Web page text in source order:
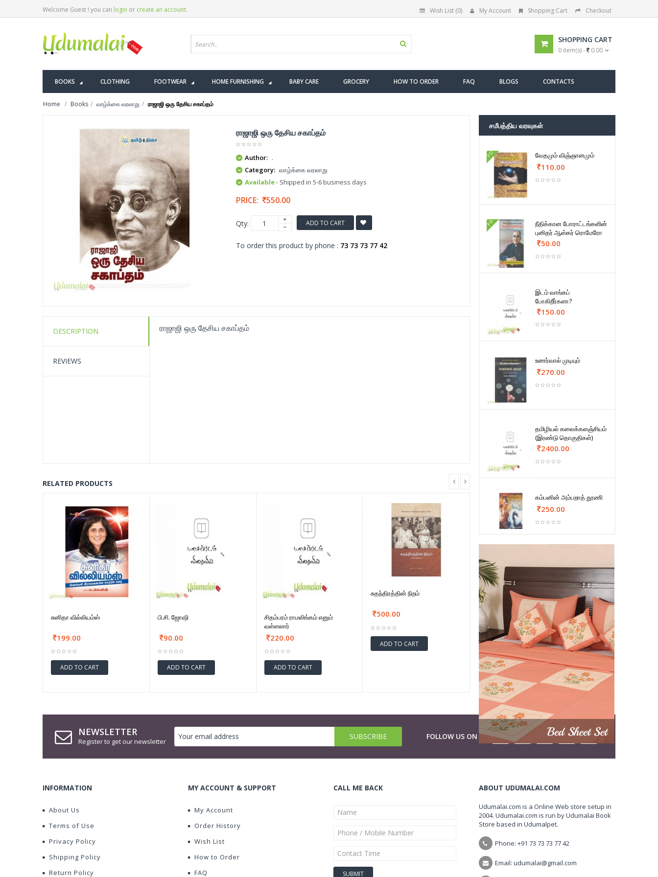
Welcome Guest ! you can login or create an account. Wish List (0) My Account Shopping Cart Checkout
SHOPPING CART
0 item(s) - 0.00
BOOKS CLOTHING FOOTWEAR HOME FURNISHING BABY CARE GROCERY HOW TO ORDER FAQ BLOGS CONTACTS
Home Books வாழ்க்கை வரலாறு ராஜாஜி ஒரு தேசிய சகாப்தம்
ராஜாஜி ஒரு தேசிய சகாப்தம்
Author: .
Category: வாழ்க்கை வரலாறு
Available- Shipped in 5-6 business days
PRICE: 550.00
Qty: ADD TO CART
To order this product by phone : 73 73 73 77 42
DESCRIPTION
REVIEWS
ராஜாஜி ஒரு தேசிய சகாப்தம்
RELATED PRODUCTS
சுனிதா வில்லியம்ஸ்
199.00
ADD TO CART
பி.சி. ஜோஷி
90.00
ADD TO CART
சிதம்பரம் ராமலிங்கம் எனும்
வள்ளலார்
220.00
ADD TO CART
சுதந்திரத்தின் நிறம்
500.00
ADD TO CART
சமீபத்திய வரவுகள்
FD வேதமும் விஞ்ஞானமும்
110.00
FD
நீதிக்கான போராட்டங்களின்
புனிதர் ஆஸ்கர் ரொமேரோ
50.00
இடம் வாங்கப்
போகிறீர்களா?
150.00
உணர்வால் முடியும்
270.00
தமிழியல் கலைக்களஞ்சியம்
(இரண்டு தொகுதிகள்)
2400.00
கம்பனின் அம்பறாத் தூணி
250.00
NEWSLETTER
Register to get our newsletter
FOLLOW US ON
INFORMATION
About Us
Terms of Use
Privacy Policy
Shipping Policy
Return Policy
MY ACCOUNT & SUPPORT
My Account
Order History
Wish List
How to Order
FAQ
CALL ME BACK ABOUT UDUMALAI.COM
Udumalai.com is a Online Web store setup in
2004. Udumalai.com is run by Udumalai Book
Store based in Udumalpet.
Phone: +91 73 73 73 77 42
Email: udumalai@gmail.com